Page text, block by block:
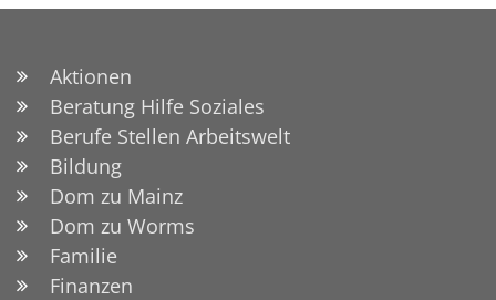
Aktionen
Beratung Hilfe Soziales
Berufe Stellen Arbeitswelt
Bildung
Dom zu Mainz
Dom zu Worms
Familie
Finanzen